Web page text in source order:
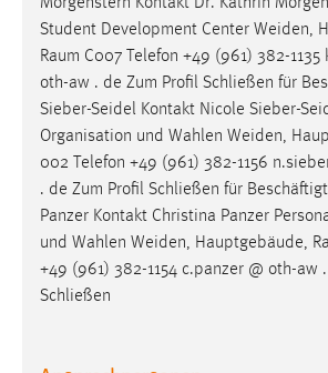
Student Development Center Weiden,
Raum C007 Telefon +49 (961) 382-1135
oth-aw . de Zum Profil Schließen für
Sieber-Seidel Kontakt Nicole Sieber-
Organisation und Wahlen Weiden,
002 Telefon +49 (961) 382-1156
. de Zum Profil Schließen für
Panzer Kontakt Christina Panzer
und Wahlen Weiden, Hauptgebäude,
+49 (961) 382-1154 c.panzer @ oth-aw
Schließen